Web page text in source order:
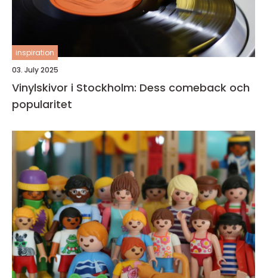
inspiration
03. July 2025
Vinylskivor i Stockholm: Dess comeback och
popularitet